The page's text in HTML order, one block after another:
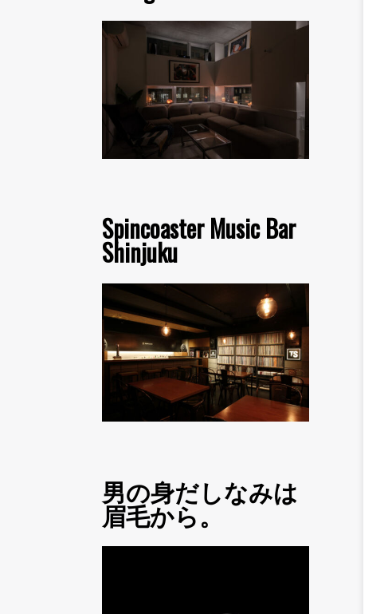
Spincoaster Music Bar
Shinjuku
男の身だしなみは
眉毛から。